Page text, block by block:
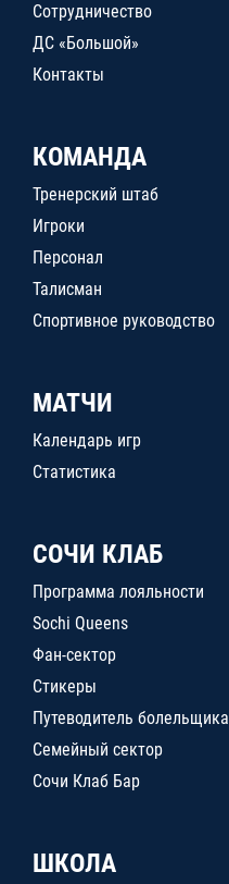
Сотрудничество
ДС «Большой»
Контакты
КОМАНДА
Тренерский штаб
Игроки
Персонал
Талисман
Спортивное руководство
МАТЧИ
Календарь игр
Статистика
СОЧИ КЛАБ
Программа лояльности
Sochi Queens
Фан-сектор
Стикеры
Путеводитель болельщика
Семейный сектор
Сочи Клаб Бар
ШКОЛА